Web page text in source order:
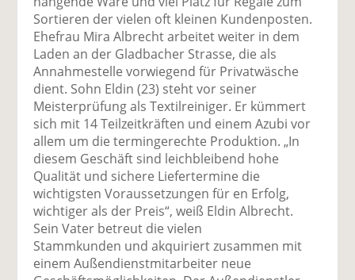
Sortieren der vielen oft kleinen Kundenposten.
Ehefrau Mira Albrecht arbeitet weiter in dem
Laden an der Gladbacher Strasse, die als
Annahmestelle vorwiegend für Privatwäsche
dient. Sohn Eldin (23) steht vor seiner
Meisterprüfung als Textilreiniger. Er kümmert
sich mit 14 Teilzeitkräften und einem Azubi vor
allem um die termingerechte Produktion. „In
diesem Geschäft sind leichbleibend hohe
Qualität und sichere Liefertermine die
wichtigsten Voraussetzungen für en Erfolg,
wichtiger als der Preis“, weiß Eldin Albrecht.
Sein Vater betreut die vielen
Stammkunden und akquiriert zusammen mit
einem Außendienstmitarbeiter neue